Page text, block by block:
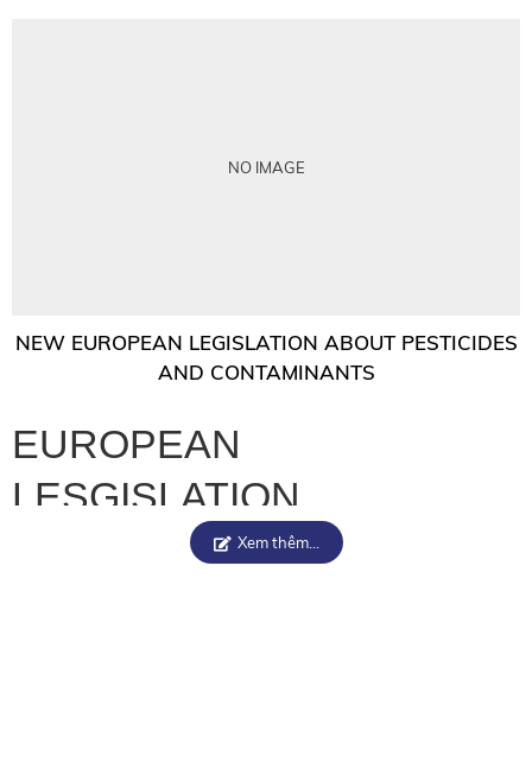
NO IMAGE
NEW EUROPEAN LEGISLATION ABOUT PESTICIDES
AND CONTAMINANTS
EUROPEAN
LESGISLATION
Some regulations of EU about updating MRL of
Xem thêm...